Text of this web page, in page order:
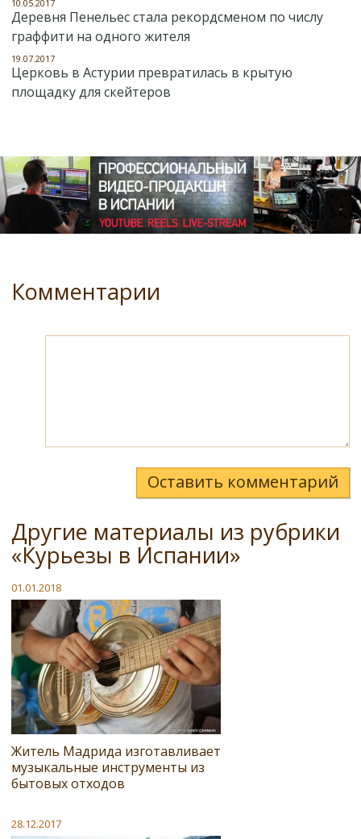
10.05.2017
Деревня Пенельес стала рекордсменом по числу
граффити на одного жителя
19.07.2017
Церковь в Астурии превратилась в крытую
площадку для скейтеров
Комментарии
Оставить комментарий
Другие материалы из рубрики
«Курьезы в Испании»
01.01.2018
Житель Мадрида изготавливает
музыкальные инструменты из
бытовых отходов
28.12.2017